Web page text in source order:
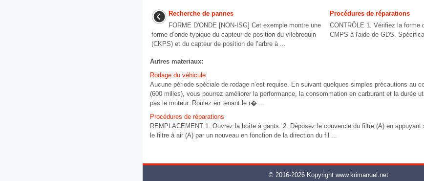
Recherche de pannes
FORME D'ONDE [NON-ISG] Cet exemple montre une
forme d’onde typique du capteur de position du vilebrequin
(CKPS) et du capteur de position de l’arbre à ...
Procédures de réparations
CONTRÔLE 1. Vérifiez la forme
CMPS à l'aide de GDS.
Autres materiaux:
Rodage du véhicule
Aucune période spéciale de rodage n’est requise. En suivant quelques simples précautions au
(600 milles), vous pourrez améliorer la performance, la consommation en carburant et la durée
pas le moteur. Roulez en tenant le r� ...
Procédures de réparations
REMPLACEMENT 1. Ouvrez la boîte à gants. 2. Déposez le couvercle du filtre (A) en appuyant
le filtre à air (A) par un nouveau en fonction de la direction du fil ...
© 2016-2026 Kopyright www.krimanuel.net